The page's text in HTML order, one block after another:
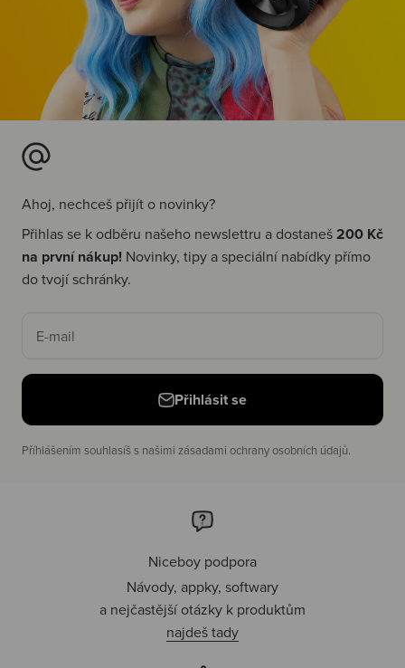
Ahoj, nechceš přijít o novinky?
Přihlas se k odběru našeho newslettru a dostaneš200 Kč
na první nákup! Novinky, tipy a speciální nabídky přímo
do tvojí schránky.
E-mail
Přihlásit se
Příhlášením souhlasíš s našimi zásadami ochrany osobních údajů.
Niceboy podpora
Návody, appky, softwary
a nejčastější otázky k produktům
najdeš tady